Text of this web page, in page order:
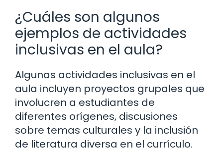
¿Cuáles son algunos
ejemplos de actividades
inclusivas en el aula?
Algunas actividades inclusivas en el
aula incluyen proyectos grupales que
involucren a estudiantes de
diferentes orígenes, discusiones
sobre temas culturales y la inclusión
de literatura diversa en el currículo.